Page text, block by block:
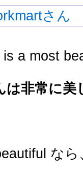
さん
a most
は非常に美
な